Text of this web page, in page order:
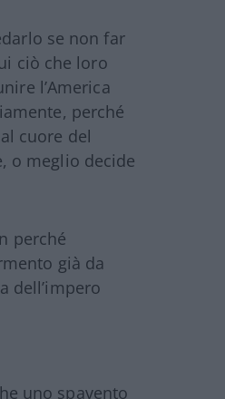
se non far
ciò che loro
l’America
perché
cuore del
o meglio decide
perché
già da
dell’impero
uno spavento